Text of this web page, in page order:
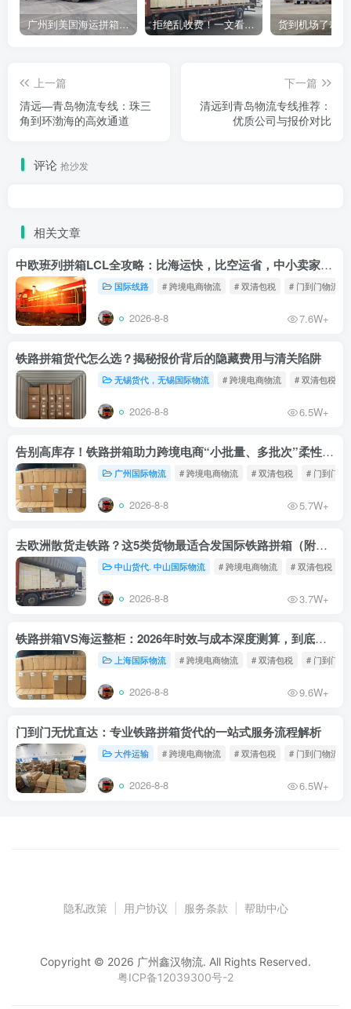
广州到美国海运拼箱多少钱？2024年最新运费构成+隐藏费用避坑指南 拒绝乱收费！一文看懂中国货代计费套路，教你避开所有隐形坑
上一篇
清远—青岛物流专线：珠三
角到环渤海的高效通道
下一篇
清远到青岛物流专线推荐：
优质公司与报价对比
评论 抢沙发
相关文章
中欧班列拼箱LCL全攻略：比海运快，比空运省，中小卖家的物流新宠！
国际线路 # 跨境电商物流 # 双清包税 # 门到门物流
2026-8-8 7.6W+
铁路拼箱货代怎么选？揭秘报价背后的隐藏费用与清关陷阱
无锡货代，无锡国际物流 # 跨境电商物流 # 双清包税
2026-8-8 6.5W+
告别高库存！铁路拼箱助力跨境电商“小批量、多批次”柔性补货
广州国际物流 # 跨境电商物流 # 双清包税 # 门到门物
2026-8-8 5.7W+
去欧洲散货走铁路？这5类货物最适合发国际铁路拼箱（附禁运清单）
中山货代. 中山国际物流 # 跨境电商物流 # 双清包税
2026-8-8 3.7W+
铁路拼箱VS海运整柜：2026年时效与成本深度测算，到底能省多少钱？
上海国际物流 # 跨境电商物流 # 双清包税 # 门到门物
2026-8-8 9.6W+
门到门无忧直达：专业铁路拼箱货代的一站式服务流程解析
大件运输 # 跨境电商物流 # 双清包税 # 门到门物流
2026-8-8 6.5W+
隐私政策 用户协议 服务条款 帮助中心
Copyright © 2026 广州鑫汉物流. All Rights Reserved.
粤ICP备12039300号-2